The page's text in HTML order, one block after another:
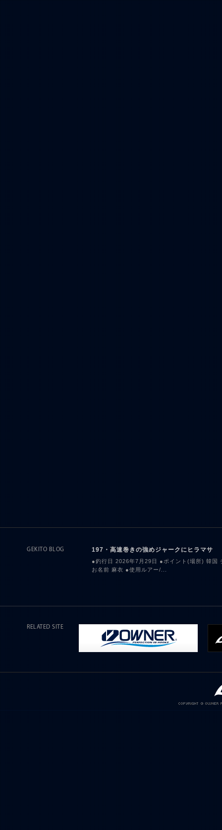
GEKITO BLOG 197・高速巻きの強めジャークにヒラマサ
●釣行日 2026年7月29日 ●ポイント(場所) 韓国
お名前 麻衣 ●使用ルアー/...
RELATED SITE